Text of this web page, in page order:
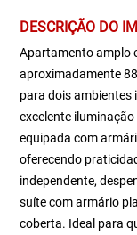
DESCRIÇÃO DO
Apartamento amplo
aproximadamente
para dois
excelente
equipada com
oferecendo
independente,
suíte com armário
coberta. Ideal para